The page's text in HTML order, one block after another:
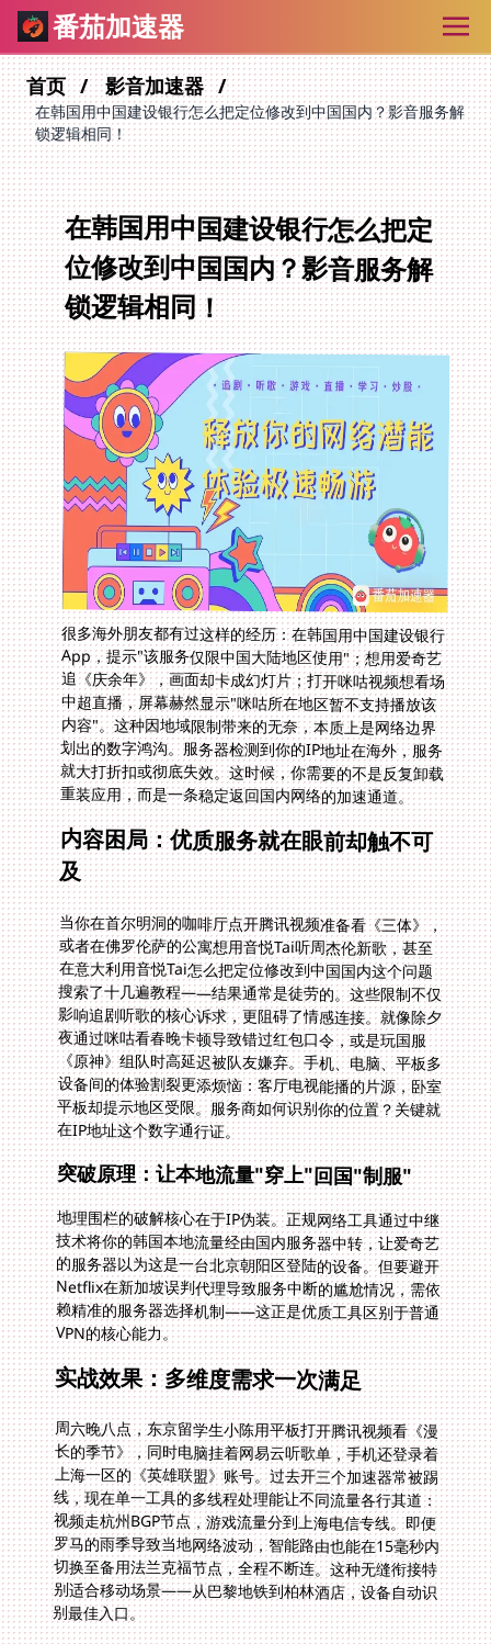
番茄加速器
首页 影音加速器
在韩国用中国建设银行怎么把定位修改到中国国内？影音服务解
锁逻辑相同！
在韩国用中国建设银行怎么把定
位修改到中国国内？影音服务解
锁逻辑相同！
很多海外朋友都有过这样的经历：在韩国用中国建设银行
App，提示"该服务仅限中国大陆地区使用"；想用爱奇艺
追《庆余年》，画面却卡成幻灯片；打开咪咕视频想看场
中超直播，屏幕赫然显示"咪咕所在地区暂不支持播放该
内容"。这种因地域限制带来的无奈，本质上是网络边界
划出的数字鸿沟。服务器检测到你的IP地址在海外，服务
就大打折扣或彻底失效。这时候，你需要的不是反复卸载
重装应用，而是一条稳定返回国内网络的加速通道。
内容困局：优质服务就在眼前却触不可
及
当你在首尔明洞的咖啡厅点开腾讯视频准备看《三体》，
或者在佛罗伦萨的公寓想用音悦Tai听周杰伦新歌，甚至
在意大利用音悦Tai怎么把定位修改到中国国内这个问题
搜索了十几遍教程——结果通常是徒劳的。这些限制不仅
影响追剧听歌的核心诉求，更阻碍了情感连接。就像除夕
夜通过咪咕看春晚卡顿导致错过红包口令，或是玩国服
《原神》组队时高延迟被队友嫌弃。手机、电脑、平板多
设备间的体验割裂更添烦恼：客厅电视能播的片源，卧室
平板却提示地区受限。服务商如何识别你的位置？关键就
在IP地址这个数字通行证。
突破原理：让本地流量"穿上"回国"制服"
地理围栏的破解核心在于IP伪装。正规网络工具通过中继
技术将你的韩国本地流量经由国内服务器中转，让爱奇艺
的服务器以为这是一台北京朝阳区登陆的设备。但要避开
Netflix在新加坡误判代理导致服务中断的尴尬情况，需依
赖精准的服务器选择机制——这正是优质工具区别于普通
VPN的核心能力。
实战效果：多维度需求一次满足
周六晚八点，东京留学生小陈用平板打开腾讯视频看《漫
长的季节》，同时电脑挂着网易云听歌单，手机还登录着
上海一区的《英雄联盟》账号。过去开三个加速器常被踢
线，现在单一工具的多线程处理能让不同流量各行其道：
视频走杭州BGP节点，游戏流量分到上海电信专线。即便
罗马的雨季导致当地网络波动，智能路由也能在15毫秒内
切换至备用法兰克福节点，全程不断连。这种无缝衔接特
别适合移动场景——从巴黎地铁到柏林酒店，设备自动识
别最佳入口。